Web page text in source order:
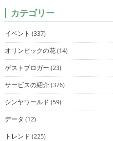
カテゴリー
イベント (337)
オリンピックの花(14)
ゲストブロガー (23)
サービスの紹介(376)
シンヤワールド (59)
データ (12)
トレンド (225)